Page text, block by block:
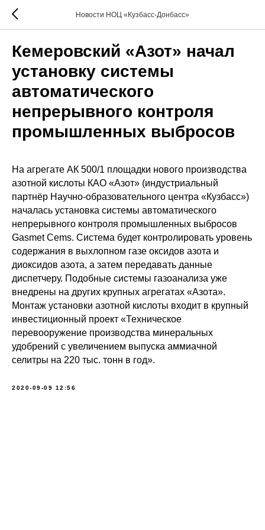
Новости НОЦ «Кузбасс-Донбасс»
Кемеровский «Азот» начал
установку системы
автоматического
непрерывного контроля
промышленных выбросов
На агрегате АК 500/1 площадки нового производства
азотной кислоты КАО «Азот» (индустриальный
партнёр Научно-образовательного центра «Кузбасс»)
началась установка системы автоматического
непрерывного контроля промышленных выбросов
Gasmet Cems. Система будет контролировать уровень
содержания в выхлопном газе оксидов азота и
диоксидов азота, а затем передавать данные
диспетчеру. Подобные системы газоанализа уже
внедрены на других крупных агрегатах «Азота».
Монтаж установки азотной кислоты входит в крупный
инвестиционный проект «Техническое
перевооружение производства минеральных
удобрений с увеличением выпуска аммиачной
селитры на 220 тыс. тонн в год».
2020-09-09 12:56